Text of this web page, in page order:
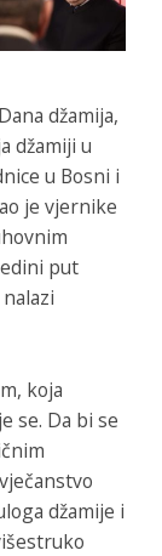
džamija,
džamiji u
u Bosni i
je vjernike
put
koja
se. Da bi se
džamije i